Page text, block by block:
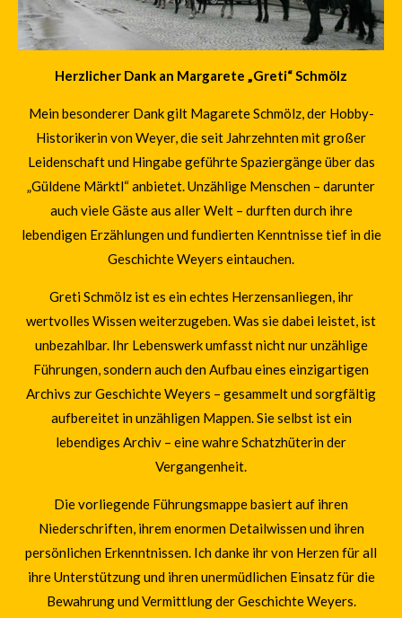
Herzlicher Dank an Margarete „Greti“ Schmölz
Mein besonderer Dank gilt Magarete Schmölz, der Hobby-
Historikerin von Weyer, die seit Jahrzehnten mit großer
Leidenschaft und Hingabe geführte Spaziergänge über das
„Güldene Märktl“ anbietet. Unzählige Menschen – darunter
auch viele Gäste aus aller Welt – durften durch ihre
lebendigen Erzählungen und fundierten Kenntnisse tief in die
Geschichte Weyers eintauchen.
Greti Schmölz ist es ein echtes Herzensanliegen, ihr
wertvolles Wissen weiterzugeben. Was sie dabei leistet, ist
unbezahlbar. Ihr Lebenswerk umfasst nicht nur unzählige
Führungen, sondern auch den Aufbau eines einzigartigen
Archivs zur Geschichte Weyers – gesammelt und sorgfältig
aufbereitet in unzähligen Mappen. Sie selbst ist ein
lebendiges Archiv – eine wahre Schatzhüterin der
Vergangenheit.
Die vorliegende Führungsmappe basiert auf ihren
Niederschriften, ihrem enormen Detailwissen und ihren
persönlichen Erkenntnissen. Ich danke ihr von Herzen für all
ihre Unterstützung und ihren unermüdlichen Einsatz für die
Bewahrung und Vermittlung der Geschichte Weyers.